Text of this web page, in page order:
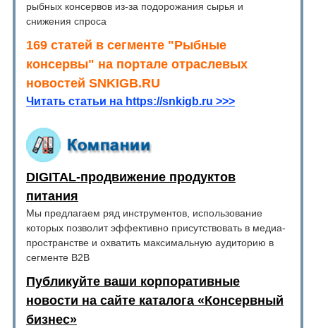
рыбных консервов из-за подорожания сырья и
снижения спроса
169 статей в сегменте "Рыбные
консервы" на портале отраслевых
новостей SNKIGB.RU
Читать статьи на https://snkigb.ru >>>
DIGITAL-продвижение продуктов
питания
Мы предлагаем ряд инструментов, использование
которых позволит эффективно присутствовать в медиа-
пространстве и охватить максимальную аудиторию в
сегменте B2B
Публикуйте ваши корпоративные
новости на сайте каталога «Консервный
бизнес»